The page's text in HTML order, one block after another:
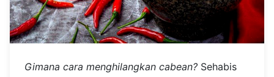
Gimana cara menghilangkan cabean? Sehabis